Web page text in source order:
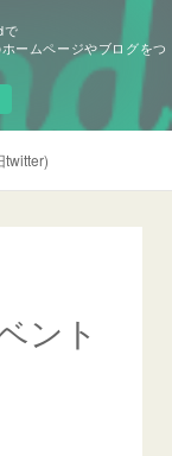
で
ームページやブログをつ
twitter)
ント